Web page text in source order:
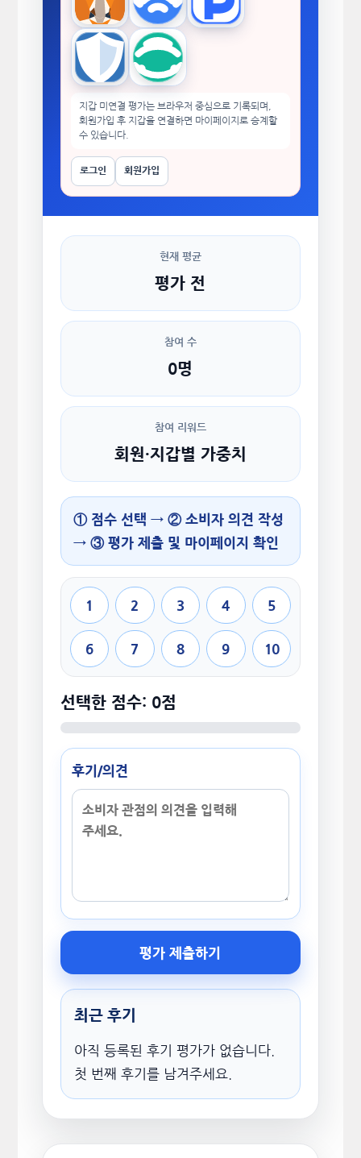
MetaMask WalletConnectTokenPocket
Trust Wallet imToken
지갑 미연결 평가는 브라우저 중심으로 기록되며,
회원가입 후 지갑을 연결하면 마이페이지로 승계할
수 있습니다.
로그인 회원가입
현재 평균
평가 전
참여 수
0명
참여 리워드
회원·지갑별 가중치
① 점수 선택 → ② 소비자 의견 작성
→ ③ 평가 제출 및 마이페이지 확인
1 2 3 4 5
6 7 8 9 10
선택한 점수: 0점
후기/의견
평가 제출하기
최근 후기
아직 등록된 후기 평가가 없습니다.
첫 번째 후기를 남겨주세요.